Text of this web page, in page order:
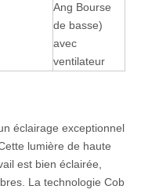
Ang Bourse
de basse)
avec
ventilateur
éclairage exceptionnel
lumière de haute
est bien éclairée,
La technologie Cob